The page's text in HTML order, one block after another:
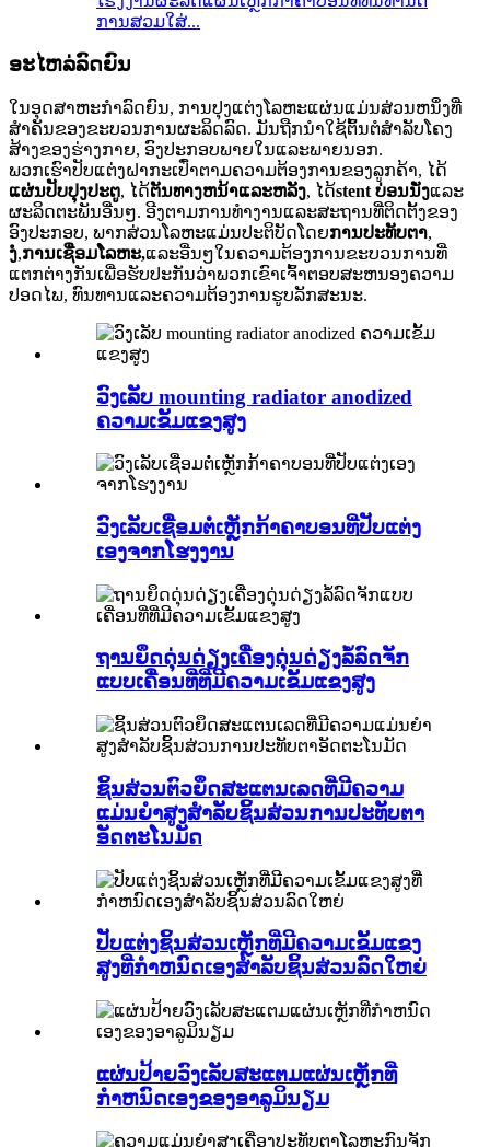
ການສວມໃສ່...
ອະໄຫລ່ລົດຍົນ
ໃນອຸດສາຫະກໍາລົດຍົນ, ການປຸງແຕ່ງໂລຫະແຜ່ນແມ່ນສ່ວນຫນຶ່ງທີ່
ສໍາຄັນຂອງຂະບວນການຜະລິດລົດ. ມັນຖືກນໍາໃຊ້ຕົ້ນຕໍສໍາລັບໂຄງ
ສ້າງຂອງຮ່າງກາຍ, ອົງປະກອບພາຍໃນແລະພາຍນອກ.
ພວກເຮົາປັບແຕ່ງຝາກະເປົ໋າຕາມຄວາມຕ້ອງການຂອງລູກຄ້າ, ໄດ້
ແຜ່ນປັບປຸງປະຕູ, ໄດ້ຕັນທາງຫນ້າແລະຫລັງ, ໄດ້stent ບ່ອນນັ່ງແລະ
ຜະລິດຕະພັນອື່ນໆ. ອີງຕາມການທໍາງານແລະສະຖານທີ່ຕິດຕັ້ງຂອງ
ອົງປະກອບ, ພາກສ່ວນໂລຫະແມ່ນປະຕິບັດໂດຍການປະທັບຕາ,
ງໍ,ການເຊື່ອມໂລຫະ,ແລະອື່ນໆໃນຄວາມຕ້ອງການຂະບວນການທີ່
ແຕກຕ່າງກັນເພື່ອຮັບປະກັນວ່າພວກເຂົາເຈົ້າຕອບສະຫນອງຄວາມ
ປອດໄພ, ທົນທານແລະຄວາມຕ້ອງການຮູບລັກສະນະ.
ວົງເລັບ mounting radiator anodized
ຄວາມເຂັ້ມແຂງສູງ
ວົງເລັບເຊື່ອມຕໍ່ເຫຼັກກ້າຄາບອນທີ່ປັບແຕ່ງ
ເອງຈາກໂຮງງານ
ຖານຍຶດດຸ່ນດ່ຽງເຄື່ອງດຸ່ນດ່ຽງລໍ້ລົດຈັກ
ແບບເຄື່ອນທີ່ທີ່ມີຄວາມເຂັ້ມແຂງສູງ
ຊິ້ນສ່ວນຕົວຍຶດສະແຕນເລດທີ່ມີຄວາມ
ແມ່ນຍໍາສູງສໍາລັບຊິ້ນສ່ວນການປະທັບຕາ
ອັດຕະໂນມັດ
ປັບແຕ່ງຊິ້ນສ່ວນເຫຼັກທີ່ມີຄວາມເຂັ້ມແຂງ
ສູງທີ່ກໍາຫນົດເອງສໍາລັບຊິ້ນສ່ວນລົດໃຫຍ່
ແຜ່ນປ້າຍວົງເລັບສະແຕມແຜ່ນເຫຼັກທີ່
ກໍາຫນົດເອງຂອງອາລູມິນຽມ